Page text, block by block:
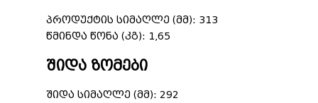
პროდუქტის სიმაღლე (მმ): 313
წმინდა წონა (კგ): 1,65
შიდა ზომები
შიდა სიმაღლე (მმ): 292